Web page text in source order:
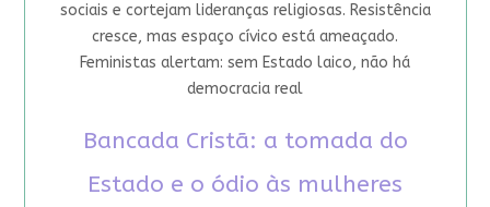
sociais e cortejam lideranças religiosas. Resistência
cresce, mas espaço cívico está ameaçado.
Feministas alertam: sem Estado laico, não há
democracia real
Bancada Cristã: a tomada do
Estado e o ódio às mulheres